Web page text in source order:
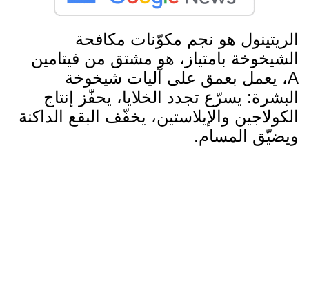
الريتينول هو نجم مكوّنات مكافحة
الشيخوخة بامتياز، هو مشتق من فيتامين
A، يعمل بعمق على آليات شيخوخة
البشرة: يسرّع تجدد الخلايا، يحفّز إنتاج
الكولاجين والإيلاستين، يخفّف البقع الداكنة
ويضيّق المسام.